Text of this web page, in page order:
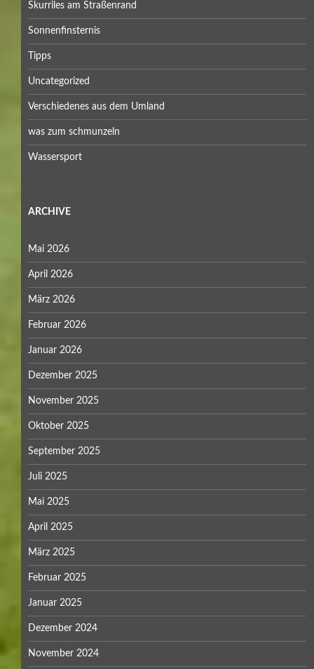
Skurriles am Straßenrand
Sonnenfinsternis
Tipps
Uncategorized
Verschiedenes aus dem Umland
was zum schmunzeln
Wassersport
ARCHIVE
Mai 2026
April 2026
März 2026
Februar 2026
Januar 2026
Dezember 2025
November 2025
Oktober 2025
September 2025
Juli 2025
Mai 2025
April 2025
März 2025
Februar 2025
Januar 2025
Dezember 2024
November 2024